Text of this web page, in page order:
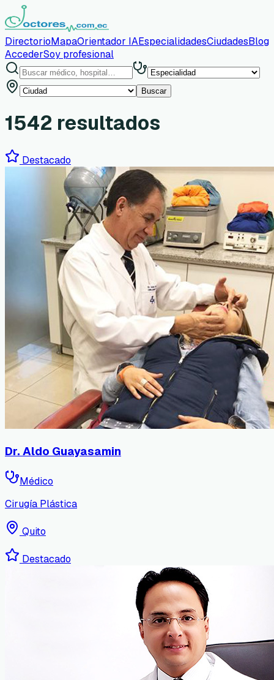
DirectorioMapaOrientador IAEspecialidadesCiudadesBlog
AccederSoy profesional
Buscar
1542 resultados
Destacado
Dr. Aldo Guayasamin
Médico
Cirugía Plástica
Quito
Destacado